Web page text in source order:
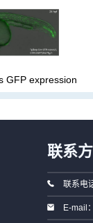
GFP expression
联系
联系电
E-mail